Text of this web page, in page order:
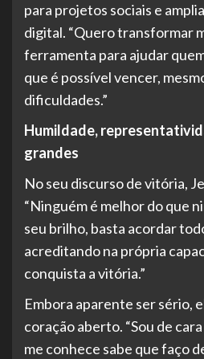
para projetos sociais e
digital. “Quero transformar
ferramenta para ajudar
que é possível vencer,
dificuldades.”
Humildade,
grandes
No seu discurso de vitória,
“Ninguém é melhor do que
seu brilho, basta acordar
acreditando na própria
conquista a vitória.”
Embora aparente ser sério,
coração aberto. “Sou de
me conhece sabe que faço